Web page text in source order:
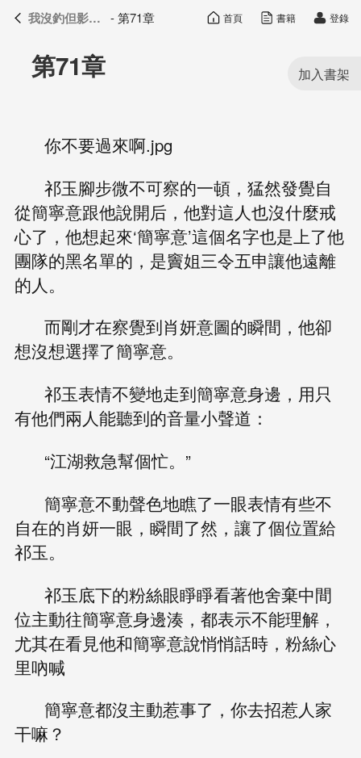
我沒釣但影帝真香了 目錄
第71章
你不要過來啊.jpg
祁玉腳步微不可察的一頓，猛然發覺自
從簡寧意跟他說開后，他對這人也沒什麼戒
心了，他想起來‘簡寧意’這個名字也是上了他
團隊的黑名單的，是竇姐三令五申讓他遠離
的人。
而剛才在察覺到肖妍意圖的瞬間，他卻
想沒想選擇了簡寧意。
祁玉表情不變地走到簡寧意身邊，用只
有他們兩人能聽到的音量小聲道：
“江湖救急幫個忙。”
簡寧意不動聲色地瞧了一眼表情有些不
自在的肖妍一眼，瞬間了然，讓了個位置給
祁玉。
祁玉底下的粉絲眼睜睜看著他舍棄中間
位主動往簡寧意身邊湊，都表示不能理解，
尤其在看見他和簡寧意說悄悄話時，粉絲心
里吶喊
簡寧意都沒主動惹事了，你去招惹人家
干嘛？
我沒釣但影帝真香了 - 第71章 首頁 書籍 登錄